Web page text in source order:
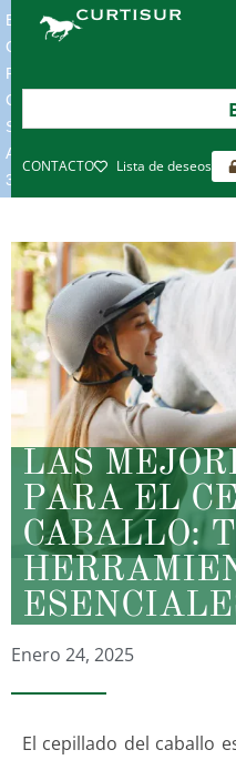
ENVIOS
GRATIS
POR
COMPRAS
SUPERIORES
A
300€*
CONTACTO Lista de deseos
LAS
PARA EL
CABALLO:
Enero 24, 2025
El cepillado del caballo